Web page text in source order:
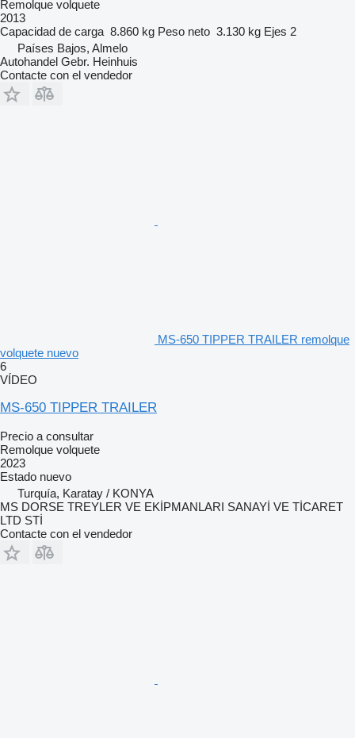
Remolque volquete
2013
Capacidad de carga 8.860 kg Peso neto 3.130 kg Ejes 2
Países Bajos, Almelo
Autohandel Gebr. Heinhuis
Contacte con el vendedor
MS-650 TIPPER TRAILER remolque
volquete nuevo
6
VÍDEO
MS-650 TIPPER TRAILER
Precio a consultar
Remolque volquete
2023
Estado nuevo
Turquía, Karatay / KONYA
MS DORSE TREYLER VE EKİPMANLARI SANAYİ VE TİCARET
LTD STİ
Contacte con el vendedor